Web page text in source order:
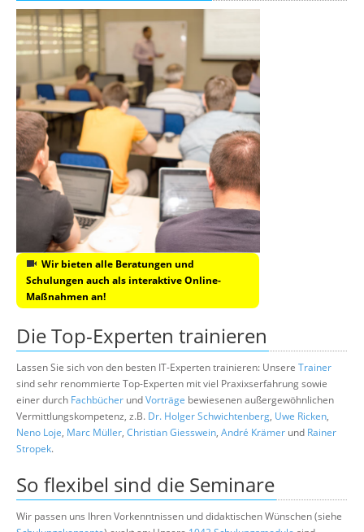
Wir bieten alle Beratungen und
Schulungen auch als interaktive Online-
Maßnahmen an!
Die Top-Experten trainieren
Lassen Sie sich von den besten IT-Experten trainieren: Unsere Trainer
sind sehr renommierte Top-Experten mit viel Praxixserfahrung sowie
einer durch Fachbücher undVorträge bewiesenen außergewöhnlichen
Vermittlungskompetenz, z.B. Dr. Holger Schwichtenberg, Uwe Ricken,
Neno Loje, Marc Müller, Christian Giesswein, André Krämer und Rainer
Stropek.
So flexibel sind die Seminare
Wir passen uns Ihren Vorkenntnissen und didaktischen Wünschen (siehe